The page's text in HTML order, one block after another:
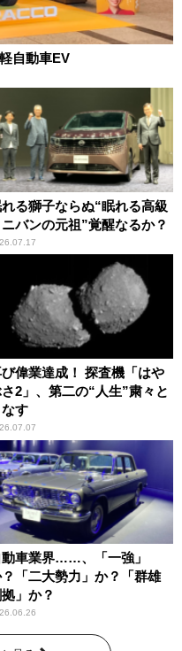
自動車EV
る獅子ならぬ“眠れる高級
ニバンの元祖”覚醒なるか？
偉業達成！ 探査機「はや
2」、第二の“人生”粛々と
す
動車業界……、「一強」
「二大勢力」か？「群雄
」か？